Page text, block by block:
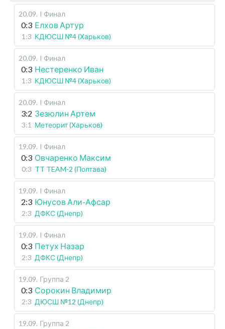
20.09. I Финал
0:3 Елхов Артур
1:3 КДЮСШ №4 (Харьков)
20.09. I Финал
0:3 Нестеренко Иван
1:3 КДЮСШ №4 (Харьков)
20.09. I Финал
3:2 Зезюлин Артем
3:1 Метеорит (Харьков)
19.09. I Финал
0:3 Овчаренко Максим
0:3 TT TEAM-2 (Полтава)
19.09. I Финал
2:3 Юнусов Али-Афсар
2:3 ДФКС (Днепр)
19.09. I Финал
0:3 Петух Назар
2:3 ДФКС (Днепр)
19.09. Группа 2
0:3 Сорокин Владимир
2:3 ДЮСШ №12 (Днепр)
19.09. Группа 2